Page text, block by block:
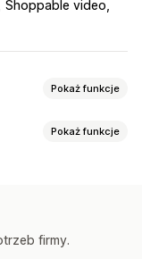
Shoppable video
Pokaż funkcje
Pokaż funkcje
firmy.